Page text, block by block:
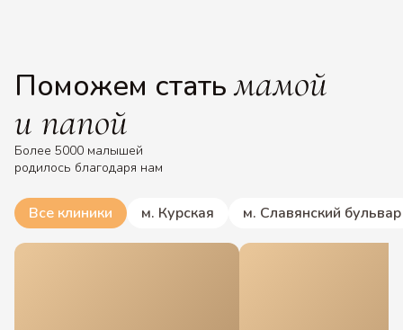
Поможем статьмамой
и папой
Более 5000 малышей
родилось благодаря нам
Все клиники м. Курская м. Славянский бульвар